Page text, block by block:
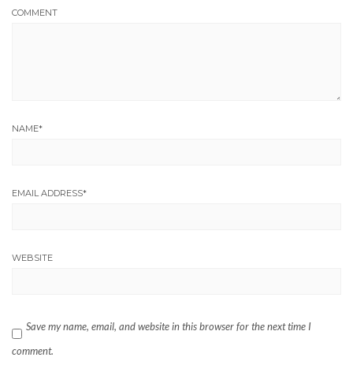
COMMENT
NAME*
EMAIL ADDRESS*
WEBSITE
Save my name, email, and website in this browser for the next time I
comment.